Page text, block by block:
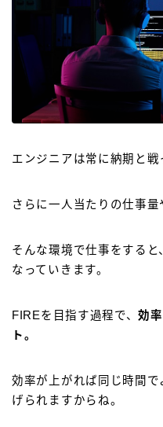
エンジニアは常に納期と戦
さらに一人当たりの仕事量
そんな環境で仕事をする
なっていきます。
FIREを目指す過程で、効
ト。
効率が上がれば同じ時間
げられますからね。